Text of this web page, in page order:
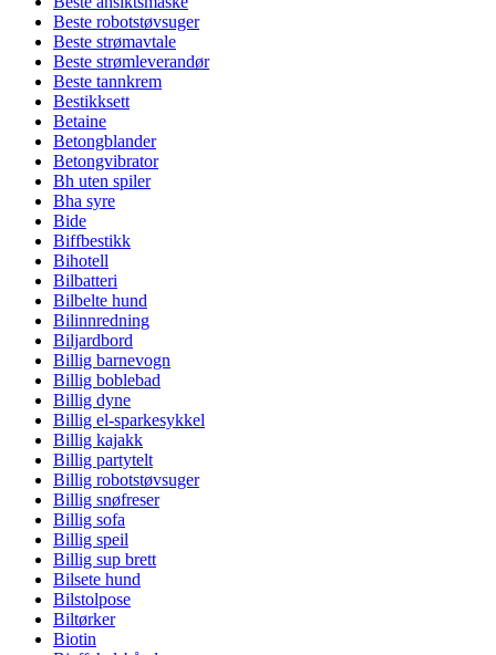
Beste robotstøvsuger
Beste strømavtale
Beste strømleverandør
Beste tannkrem
Bestikksett
Betaine
Betongblander
Betongvibrator
Bh uten spiler
Bha syre
Bide
Biffbestikk
Bihotell
Bilbatteri
Bilbelte hund
Bilinnredning
Biljardbord
Billig barnevogn
Billig boblebad
Billig dyne
Billig el-sparkesykkel
Billig kajakk
Billig partytelt
Billig robotstøvsuger
Billig snøfreser
Billig sofa
Billig speil
Billig sup brett
Bilsete hund
Bilstolpose
Biltørker
Biotin